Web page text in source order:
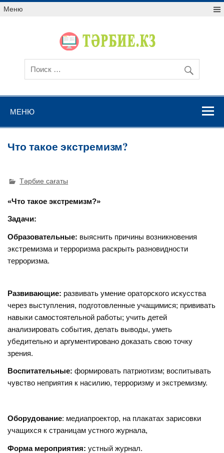
Меню
МЕНЮ
Что такое экстремизм?
Тәрбие сағаты
«Что такое экстремизм?»
Задачи:
Образовательные: выяснить причины возникновения
экстремизма и терроризма раскрыть разновидности
терроризма.
Развивающие: развивать умение ораторского искусства
через выступления, подготовленные учащимися; прививать
навыки самостоятельной работы; учить детей
анализировать события, делать выводы, уметь
убедительно и аргументировано доказать свою точку
зрения.
Воспитательные: формировать патриотизм; воспитывать
чувство неприятия к насилию, терроризму и экстремизму.
Оборудование: медиапроектор, на плакатах зарисовки
учащихся к страницам устного журнала,
Форма мероприятия: устный журнал.